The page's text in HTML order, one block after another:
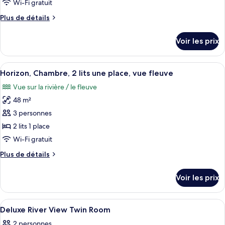
chambre :
2
lits
place,
vue
fleuve
Wi-Fi gratuit
Plus de détails
Plus
le
type
de
Chambre
Deluxe,
lits
une
place,
vue
fleuve
Voir les prix
Afficher
toutes
les
photos
pour
ce
type
chambre :
2
lits
une
Une chambre d’hôtel avec deux lits,
7
Horizon, Chambre, 2 lits une place, vue fleuve
Vue sur la rivière / le fleuve
48 m²
3 personnes
2 lits 1 place
Wi-Fi gratuit
Plus de détails
Plus
le
type
de
Voir les prix
Afficher
toutes
Une chambre d’hôtel avec un
7
Deluxe River View Twin Room